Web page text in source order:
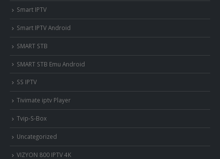
Smart IPTV
Smart IPTV Android
SMART STB
SMART STB Emu Android
SS IPTV
Tivimate iptv Player
Tvip-S-Box
Uncategorized
VIZYON 800 IPTV 4K